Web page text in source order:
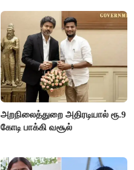
அறநிலைத்துறை அதிரடியால் ரூ.9
கோடி பாக்கி வசூல்